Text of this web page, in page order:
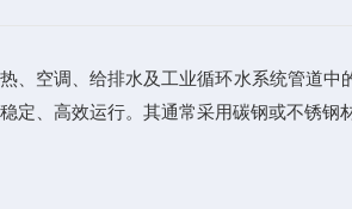
、空调、给排水及工业循环水系统管道
定、高效运行。其通常采用碳钢或不锈